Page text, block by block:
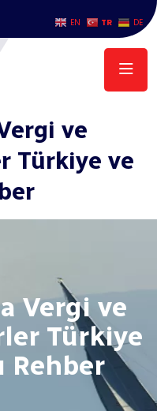
EN TR DE
Türkiye ve
ve
Türkiye ve
Vergi ve
Türkiye
Rehber